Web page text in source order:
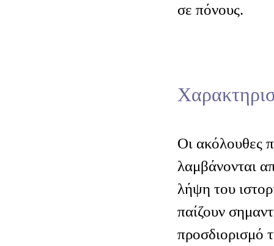
σε πόνους.
Οι ακόλουθες
λαμβάνονται
λήψη του
παίζουν
προσδιορισμό